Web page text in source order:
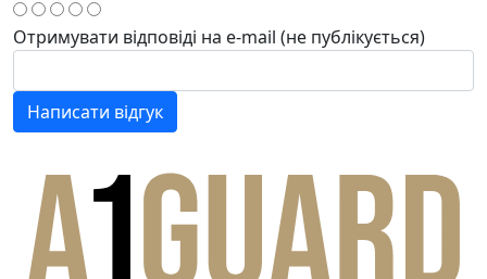
Отримувати відповіді на e-mail (не публікується)
Написати відгук